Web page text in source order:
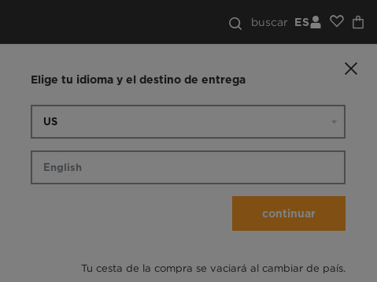
buscar ES
Elige tu idioma y el destino de entrega
continuar
Tu cesta de la compra se vaciará al cambiar de país.